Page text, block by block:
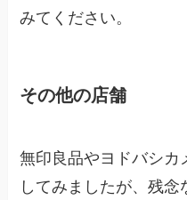
みてください。
その他の店舗
無印良品やヨドバシ
してみましたが、残